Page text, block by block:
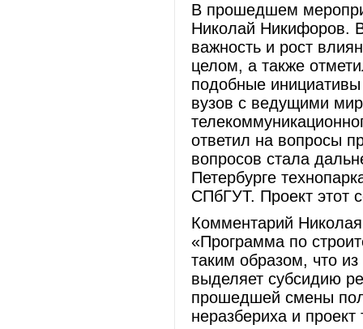
В прошедшем
Николай Никифоров.
важность и рост
целом, а также
подобные
вузов с ведущими
ответил на вопросы
вопросов стала
Петербурге
СПбГУТ. Проект этот
Комментарий
«Программа по
таким образом, что
выделяет субсидию
прошедшей смены
неразбериха и